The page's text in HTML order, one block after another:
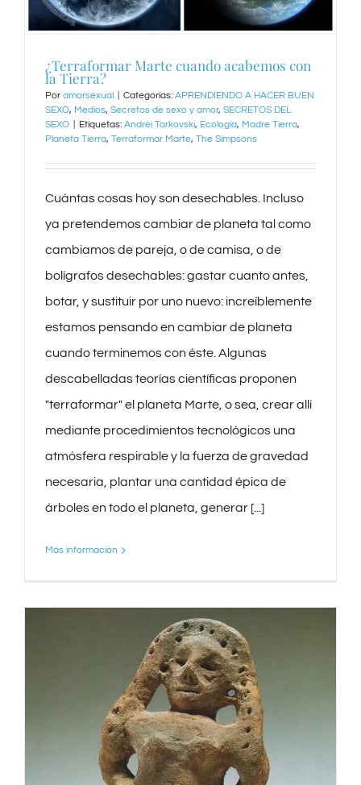
¿Terraformar Marte cuando acabemos con
la Tierra?
Por amorsexual Categorías: APRENDIENDO A HACER BUEN
SEXO, Medios, Secretos de sexo y amor, SECRETOS DEL
SEXO
Etiquetas: Andréi Tarkovski, Ecología, Madre Tierra,
Planeta Tierra, Terraformar Marte, The Simpsons
Cuántas cosas hoy son desechables. Incluso
ya pretendemos cambiar de planeta tal como
cambiamos de pareja, o de camisa, o de
bolígrafos desechables: gastar cuanto antes,
botar, y sustituir por uno nuevo: increíblemente
estamos pensando en cambiar de planeta
cuando terminemos con éste. Algunas
descabelladas teorías científicas proponen
"terraformar" el planeta Marte, o sea, crear allí
mediante procedimientos tecnológicos una
atmósfera respirable y la fuerza de gravedad
necesaria, plantar una cantidad épica de
árboles en todo el planeta, generar [...]
Más información